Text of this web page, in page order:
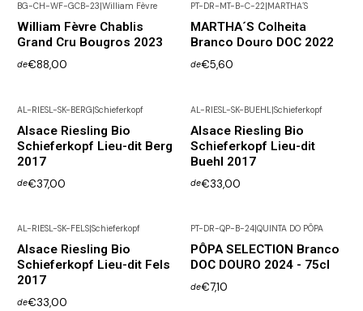
BG-CH-WF-GCB-23 William Fèvre
William Fèvre Chablis
Grand Cru Bougros 2023
de€88,00
PT-DR-MT-B-C-22| MARTHA´S
MARTHA´S Colheita
Branco Douro DOC 2022
de€5,60
AL-RIESL-SK-BERG|Schieferkopf
Alsace Riesling Bio
Schieferkopf Lieu-dit Berg
2017
de€37,00
AL-RIESL-SK-BUEHL|Schieferkopf
Alsace Riesling Bio
Schieferkopf Lieu-dit
Buehl 2017
de€33,00
AL-RIESL-SK-FELS Schieferkopf
Alsace Riesling Bio
Schieferkopf Lieu-dit Fels
2017
de€33,00
PT-DR-QP-B-24| QUINTA DO PÔPA
PÔPA SELECTION Branco
DOC DOURO 2024 - 75cl
de€7,10